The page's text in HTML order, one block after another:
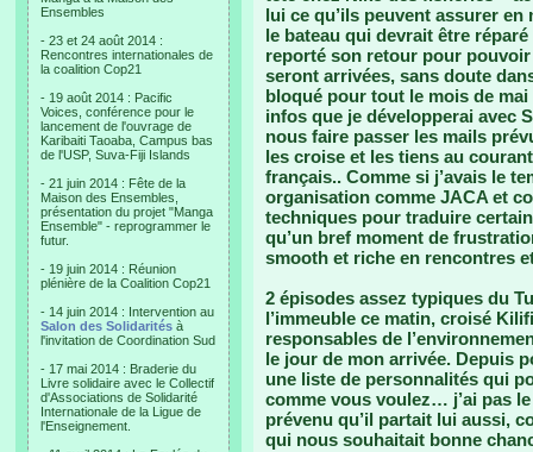
Ensembles
- 23 et 24 août 2014 :
Rencontres internationales de
la coalition Cop21
- 19 août 2014 : Pacific
Voices, conférence pour le
lancement de l'ouvrage de
Karibaiti Taoaba, Campus bas
de l'USP, Suva-Fiji Islands
- 21 juin 2014 : Fête de la
Maison des Ensembles,
présentation du projet "Manga
Ensemble" - reprogrammer le
futur.
- 19 juin 2014 : Réunion
plénière de la Coalition Cop21
- 14 juin 2014 : Intervention au
Salon des Solidarités à
l'invitation de Coordination Sud
- 17 mai 2014 : Braderie du
Livre solidaire avec le Collectif
d'Associations de Solidarité
Internationale de la Ligue de
l'Enseignement.
lui ce qu’ils peuvent assurer
le bateau qui devrait être
reporté son retour pour
seront arrivées, sans doute
bloqué pour tout le mois de mai
infos que je développerai avec
nous faire passer les mails
les croise et les tiens au
français.. Comme si j’avais le
organisation comme JACA et
techniques pour traduire
qu’un bref moment de
smooth et riche en rencontres
2 épisodes assez typiques du
l’immeuble ce matin, croisé
responsables de
le jour de mon arrivée. Depuis
une liste de personnalités qui
comme vous voulez… j’ai pas
prévenu qu’il partait lui aussi,
qui nous souhaitait bonne